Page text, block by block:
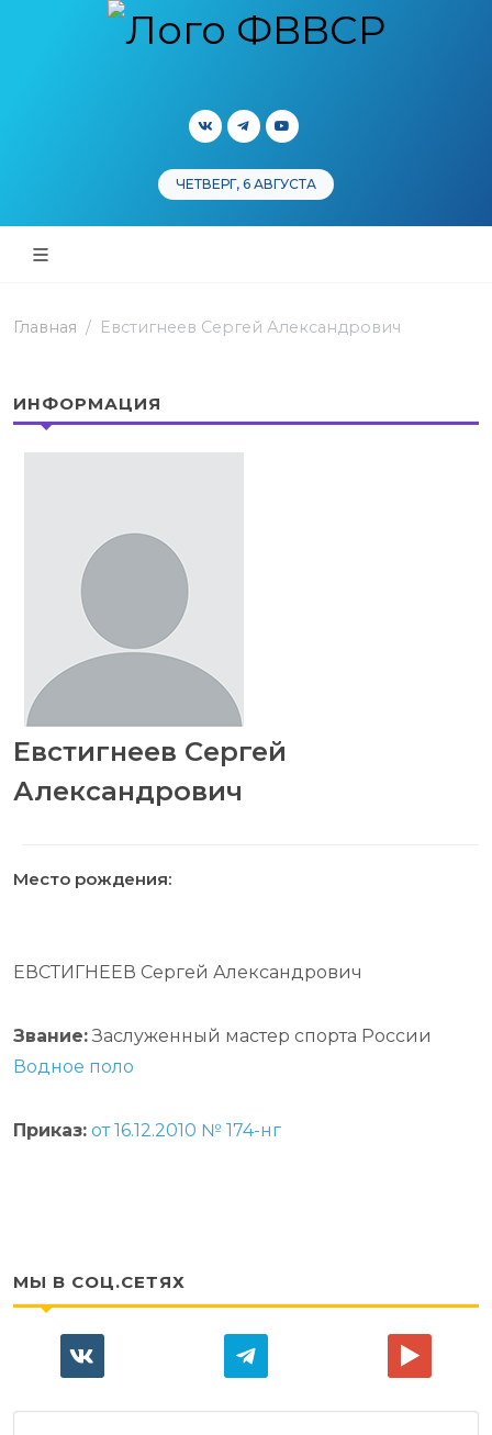
ЧЕТВЕРГ, 6 АВГУСТА
Главная Евстигнеев Сергей Александрович
ИНФОРМАЦИЯ
Евстигнеев Сергей
Александрович
Место рождения:
ЕВСТИГНЕЕВ Сергей Александрович
Звание:Заслуженный мастер спорта России
Водное поло
Приказ: от 16.12.2010 № 174-нг
МЫ В СОЦ.СЕТЯХ